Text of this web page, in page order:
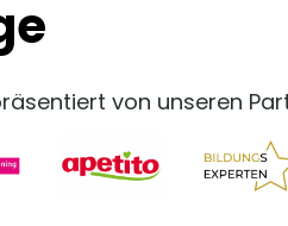
von unseren